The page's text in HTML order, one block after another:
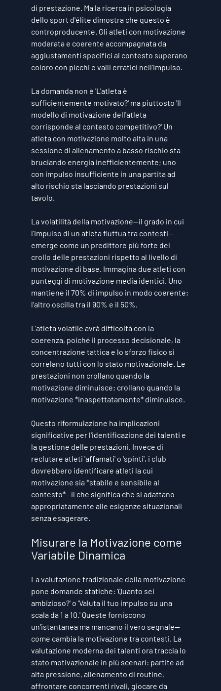
di prestazione. Ma la ricerca in psicologia
dello sport d'élite dimostra che questo è
controproducente. Gli atleti con motivazione
moderata e coerente accompagnata da
aggiustamenti specifici al contesto superano
coloro con picchi e valli erratici nell'impulso.
La domanda non è 'L'atleta è
sufficientemente motivato?' ma piuttosto 'Il
modello di motivazione dell'atleta
corrisponde al contesto competitivo?' Un
atleta con motivazione molto alta in una
sessione di allenamento a basso rischio sta
bruciando energia inefficientemente; uno
con impulso insufficiente in una partita ad
alto rischio sta lasciando prestazioni sul
tavolo.
La volatilità della motivazione—il grado in cui
l'impulso di un atleta fluttua tra contesti—
emerge come un predittore più forte del
crollo delle prestazioni rispetto al livello di
motivazione di base. Immagina due atleti con
punteggi di motivazione media identici. Uno
mantiene il 70% di impulso in modo coerente;
l'altro oscilla tra il 90% e il 50%.
L'atleta volatile avrà difficoltà con la
coerenza, poiché il processo decisionale, la
concentrazione tattica e lo sforzo fisico si
correlano tutti con lo stato motivazionale. Le
prestazioni non crollano quando la
motivazione diminuisce; crollano quando la
motivazione *inaspettatamente* diminuisce.
Questo riformulazione ha implicazioni
significative per l'identificazione dei talenti e
la gestione delle prestazioni. Invece di
reclutare atleti 'affamati' o 'spinti', i club
dovrebbero identificare atleti la cui
motivazione sia *stabile e sensibile al
contesto*—il che significa che si adattano
appropriatamente alle esigenze situazionali
senza esagerare.
Misurare la Motivazione come
Variabile Dinamica
La valutazione tradizionale della motivazione
pone domande statiche: 'Quanto sei
ambizioso?' o 'Valuta il tuo impulso su una
scala da 1 a 10.' Queste forniscono
un'istantanea ma mancano il vero segnale—
come cambia la motivazione tra contesti. La
valutazione moderna dei talenti ora traccia lo
stato motivazionale in più scenari: partite ad
alta pressione, allenamento di routine,
affrontare concorrenti rivali, giocare da